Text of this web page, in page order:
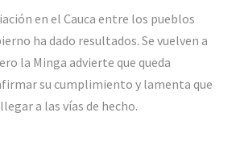
en el Cauca entre los pueblos
ha dado resultados. Se vuelven a
la Minga advierte que queda
su cumplimiento y lamenta que
a las vías de hecho.